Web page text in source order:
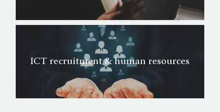
ICT recruitment & human resources